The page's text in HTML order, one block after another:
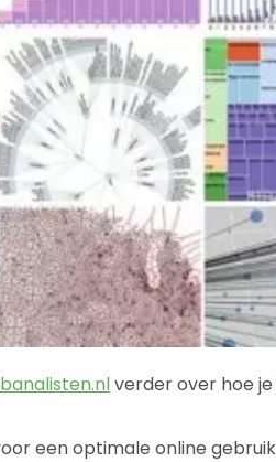
verder over hoe je
een optimale online